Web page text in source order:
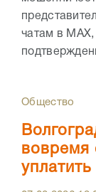
чатам в МАХ,
Общество
вовремя